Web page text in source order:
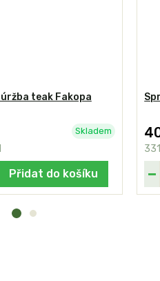
teak Fakopa
Skladem
Přidat do košíku